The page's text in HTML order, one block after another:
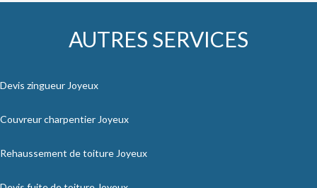
AUTRES SERVICES
Devis zingueur Joyeux
Couvreur charpentier Joyeux
Rehaussement de toiture Joyeux